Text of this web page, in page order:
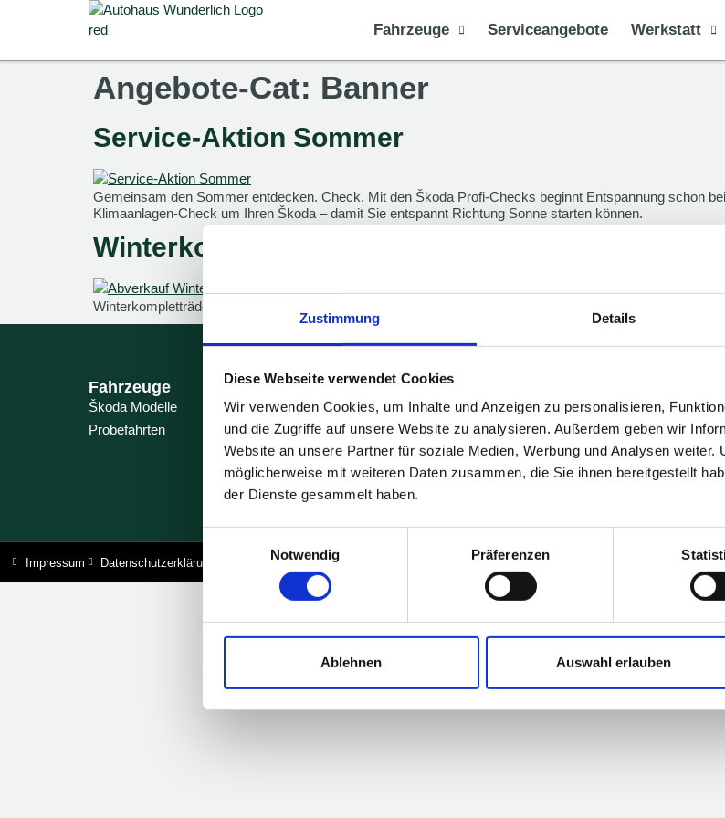
Zustimmung Details
Diese Webseite verwendet Cookies
Wir verwenden Cookies, um Inhalte und Anzeigen zu personalisieren,
und die Zugriffe auf unsere Website zu analysieren. Außerdem geben wir
Website an unsere Partner für soziale Medien, Werbung und Analysen
möglicherweise mit weiteren Daten zusammen, die Sie ihnen bereitgestellt
der Dienste gesammelt haben.
Notwendig
Präferenzen
Ablehnen Auswahl erlauben
Fahrzeuge Serviceangebote Werkstatt
Angebote-Cat: Banner
Service-Aktion Sommer
Gemeinsam den Sommer entdecken. Check. Mit den Škoda Profi-Checks beginnt Entspannung schon
Klimaanlagen-Check um Ihren Škoda – damit Sie entspannt Richtung Sonne starten können.
Winterkompletträder
Winterkompletträder für Skoda Scala & Kamiq
Fahrzeuge
Škoda Modelle
Probefahrten
Service
Werkstatt-Service
Serviceangebote
Über uns
Standort
Stellenangebote
Kontakt
Impressum Datenschutzerklärung